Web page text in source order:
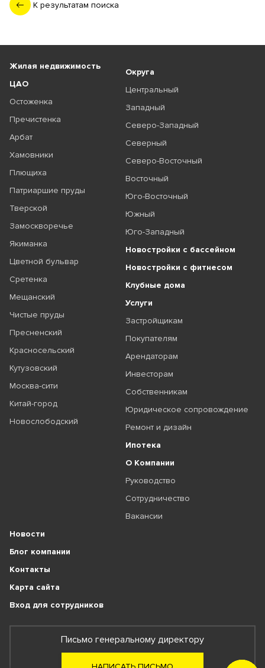
К результатам поиска
Жилая недвижимость
ЦАО
Остоженка
Пречистенка
Арбат
Хамовники
Плющиха
Патриаршие пруды
Тверской
Замоскворечье
Якиманка
Цветной бульвар
Сретенка
Мещанский
Чистые пруды
Пресненский
Красносельский
Кутузовский
Москва-сити
Китай-город
Новослободский
Округа
Центральный
Западный
Северо-Западный
Северный
Северо-Восточный
Восточный
Юго-Восточный
Южный
Юго-Западный
Новостройки с бассейном
Новостройки с фитнесом
Клубные дома
Услуги
Застройщикам
Покупателям
Арендаторам
Инвесторам
Собственникам
Юридическое сопровождение
Ремонт и дизайн
Ипотека
О Компании
Руководство
Сотрудничество
Вакансии
Новости
Блог компании
Контакты
Карта сайта
Вход для сотрудников
Письмо генеральному директору